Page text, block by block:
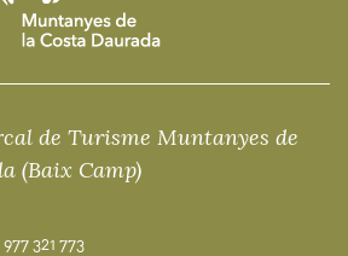
de Turisme Muntanyes de
(Baix Camp)
321 773